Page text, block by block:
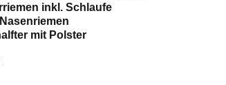
inkl. Schlaufe
mit Polster